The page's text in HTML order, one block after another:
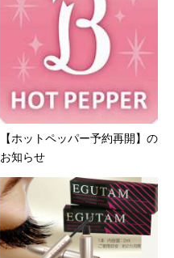
【ホットペッパー予約再開】の
お知らせ